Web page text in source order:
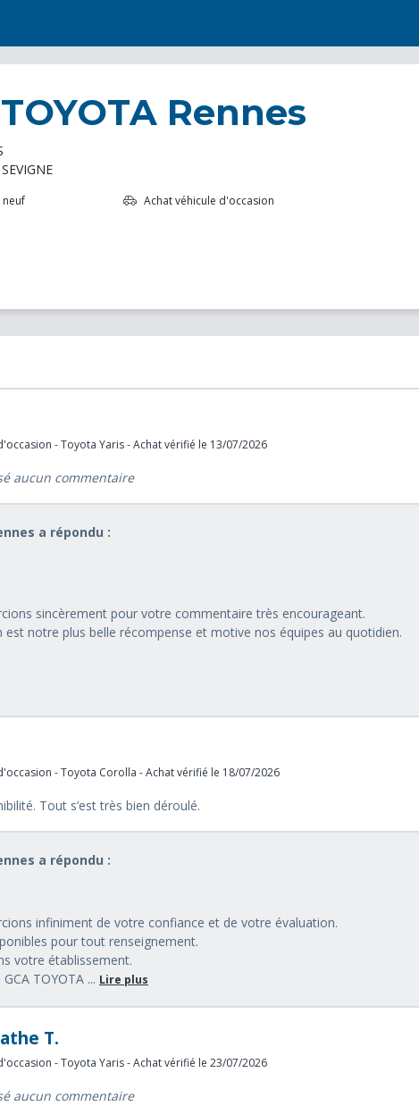
Rennes
neuf
Achat véhicule d'occasion
- Toyota Yaris - Achat vérifié le 13/07/2026
aucun commentaire
a répondu :
sincèrement pour votre commentaire très encourageant.
est notre plus belle récompense et motive nos équipes au quotidien.
- Toyota Corolla - Achat vérifié le 18/07/2026
Tout s’est très bien déroulé.
a répondu :
infiniment de votre confiance et de votre évaluation.
pour tout renseignement.
votre établissement.
TOYOTA ... Lire plus
T.
- Toyota Yaris - Achat vérifié le 23/07/2026
aucun commentaire